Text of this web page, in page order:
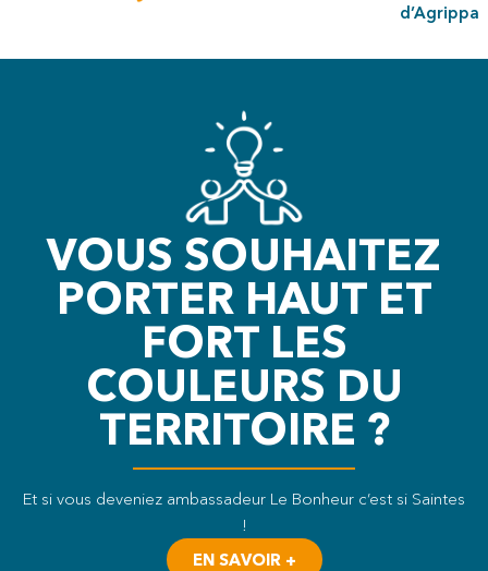
d’Agrippa
VOUS SOUHAITEZ
PORTER HAUT ET
FORT LES
COULEURS DU
TERRITOIRE ?
Et si vous deveniez ambassadeur Le Bonheur c’est si Saintes
!
EN SAVOIR +